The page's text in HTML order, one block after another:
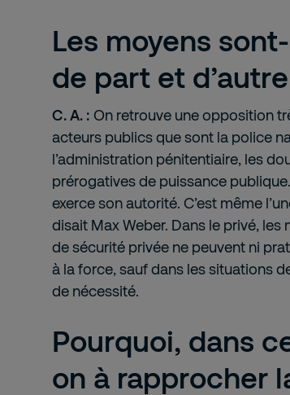
Les moyens
de part et
C. A. : On retrouve une opposition
acteurs publics que sont la police
l’administration pénitentiaire, les
prérogatives de puissance
exerce son autorité. C’est même
disait Max Weber. Dans le privé,
de sécurité privée ne peuvent ni
à la force, sauf dans les situations
de nécessité.
Pourquoi, dans
on à rapprocher